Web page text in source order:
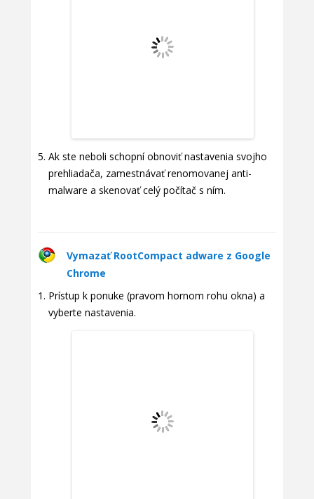
Ak ste neboli schopní obnoviť nastavenia svojho
prehliadača, zamestnávať renomovanej anti-
malware a skenovať celý počítač s ním.
Vymazať RootCompact adware z Google
Chrome
Prístup k ponuke (pravom hornom rohu okna) a
vyberte nastavenia.